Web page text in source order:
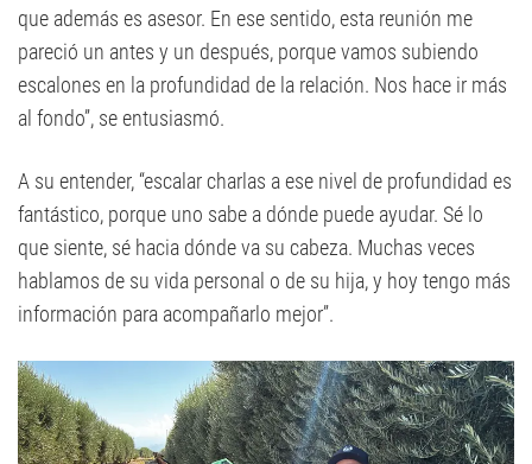
que además es asesor. En ese sentido, esta reunión me
pareció un antes y un después, porque vamos subiendo
escalones en la profundidad de la relación. Nos hace ir más
al fondo”, se entusiasmó.
A su entender, “escalar charlas a ese nivel de profundidad es
fantástico, porque uno sabe a dónde puede ayudar. Sé lo
que siente, sé hacia dónde va su cabeza. Muchas veces
hablamos de su vida personal o de su hija, y hoy tengo más
información para acompañarlo mejor”.